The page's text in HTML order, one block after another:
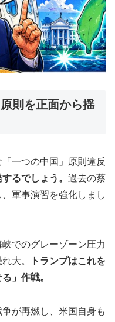
則を正面から揺
一つの中国」原則違反
るでしょう。 過去の蔡
軍事演習を強化しまし
でのグレーゾーン圧力
大。
トランプはこれを
」作戦。
が再燃し、米国自身も